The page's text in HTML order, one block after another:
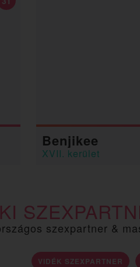
Benjikee
XVII. kerület
szexpartner &
VIDÉK SZEXPARTNER